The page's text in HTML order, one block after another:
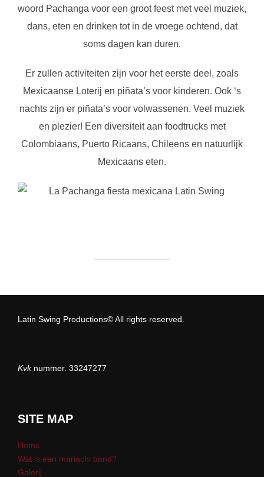
woord Pachanga voor een groot feest met veel muziek,
dans, eten en drinken tot in de vroege ochtend, dat
soms dagen kan duren.
Er zullen activiteiten zijn voor het eerste deel, zoals
Mexicaanse Loterij en piñata’s voor kinderen. Ook ‘s
nachts zijn er piñata’s voor volwassenen. Veel muziek
en plezier! Een diversiteit aan foodtrucks met
Colombiaans, Puerto Ricaans, Chileens en natuurlijk
Mexicaans eten.
Latin Swing Productions© All rights reserved.
Kvknummer. 33247277
SITE MAP
Home
Wat is een mariachi band?
Galerij